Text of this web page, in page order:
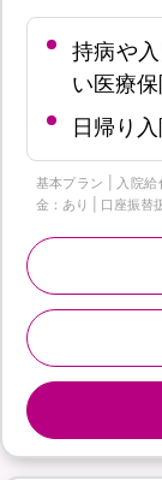
持病や
い医療保
日帰り
基本プラン | 入院
金：あり | 口座振替